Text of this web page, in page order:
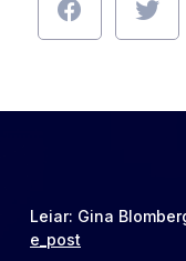
Leiar: Gina
e_post